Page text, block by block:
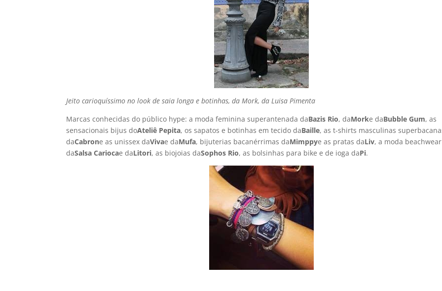
Jeito carioquí­ssimo no look de saia longa e botinhas, da Mork, da Luisa Pimenta
Marcas conhecidas do público hype: a moda feminina superantenada daBazis Rio, daMorke daBubble Gum, as
sensacionais bijus doAteliê Pepita, os sapatos e botinhas em tecido daBaille, as t-shirts masculinas
daCabrone as unissex daVivae daMufa, bijuterias bacanérrimas daMimppye as pratas daLiv, a moda beachwear
daSalsa Cariocae daLitori, as biojoias daSophos Rio, as bolsinhas para bike e de ioga daPi.